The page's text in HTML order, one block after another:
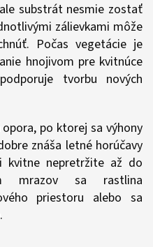
substrát nesmie zostať
zálievkami môže
Počas vegetácie je
hnojivom pre kvitnúce
tvorbu nových
po ktorej sa výhony
znáša letné horúčavy
kvitne nepretržite až do
mrazov sa rastlina
priestoru alebo sa